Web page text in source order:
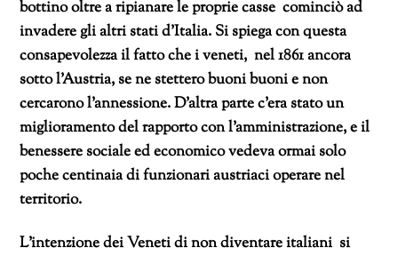
bottino oltre a ripianare le proprie casse cominciò ad
invadere gli altri stati d’Italia. Si spiega con questa
consapevolezza il fatto che i veneti, nel 1861 ancora
sotto l’Austria, se ne stettero buoni buoni e non
cercarono l’annessione. D’altra parte c’era stato un
miglioramento del rapporto con l’amministrazione, e il
benessere sociale ed economico vedeva ormai solo
poche centinaia di funzionari austriaci operare nel
territorio.
L’intenzione dei Veneti di non diventare italiani si